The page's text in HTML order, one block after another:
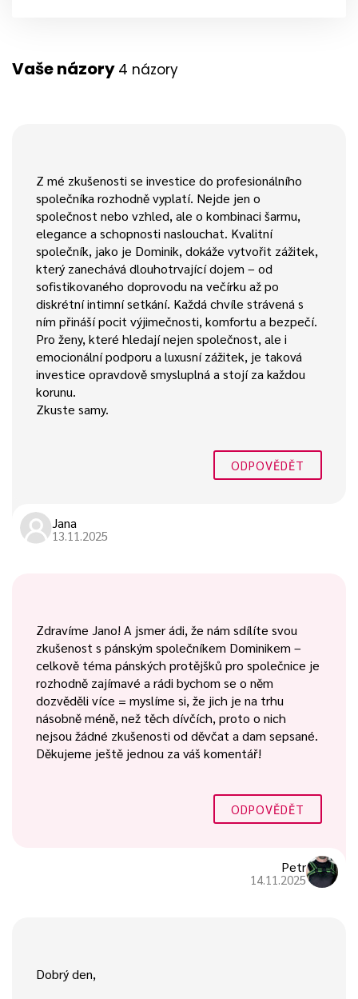
Vaše názory 4 názory
Z mé zkušenosti se investice do profesionálního
společníka rozhodně vyplatí. Nejde jen o
společnost nebo vzhled, ale o kombinaci šarmu,
elegance a schopnosti naslouchat. Kvalitní
společník, jako je Dominik, dokáže vytvořit zážitek,
který zanechává dlouhotrvající dojem – od
sofistikovaného doprovodu na večírku až po
diskrétní intimní setkání. Každá chvíle strávená s
ním přináší pocit výjimečnosti, komfortu a bezpečí.
Pro ženy, které hledají nejen společnost, ale i
emocionální podporu a luxusní zážitek, je taková
investice opravdově smysluplná a stojí za každou
korunu.
Zkuste samy.
ODPOVĚDĚT
Jana
13.11.2025
Zdravíme Jano! A jsmer ádi, že nám sdílíte svou
zkušenost s pánským společníkem Dominikem –
celkově téma pánských protějšků pro společnice je
rozhodně zajímavé a rádi bychom se o něm
dozvěděli více = myslíme si, že jich je na trhu
násobně méně, než těch dívčích, proto o nich
nejsou žádné zkušenosti od děvčat a dam sepsané.
Děkujeme ještě jednou za váš komentář!
ODPOVĚDĚT
Petr
14.11.2025
Dobrý den,